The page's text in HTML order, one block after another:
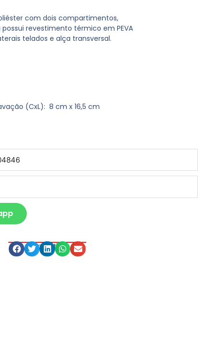
com dois compartimentos,
revestimento térmico em PEVA
telados e alça transversal.
(CxL): 8 cm x 16,5 cm
Compartilhe